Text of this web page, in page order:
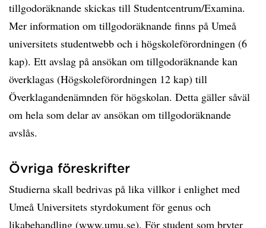
tillgodoräknande skickas till Studentcentrum/Examina.
Mer information om tillgodoräknande finns på Umeå
universitets studentwebb och i högskoleförordningen (6
kap). Ett avslag på ansökan om tillgodoräknande kan
överklagas (Högskoleförordningen 12 kap) till
Överklagandenämnden för högskolan. Detta gäller såväl
om hela som delar av ansökan om tillgodoräknande
avslås.
Övriga föreskrifter
Studierna skall bedrivas på lika villkor i enlighet med
Umeå Universitets styrdokument för genus och
likabehandling (www.umu.se). För student som bryter